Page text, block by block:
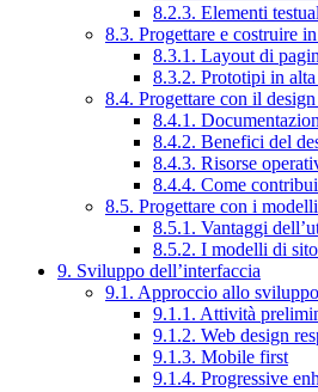
8.2.3. Elementi
8.3. Progettare e costruire
8.3.1. Layout di
8.3.2. Prototipi in alta
8.4. Progettare con il
8.4.1.
8.4.2. Benefici del
8.4.3. Risorse
8.4.4. Come
8.5. Progettare con i
8.5.1. Vantaggi
8.5.2. I modelli di
9. Sviluppo dell’interfaccia
9.1. Approccio allo sviluppo
9.1.1. Attività
9.1.2. Web design
9.1.3. Mobile first
9.1.4. Progressive